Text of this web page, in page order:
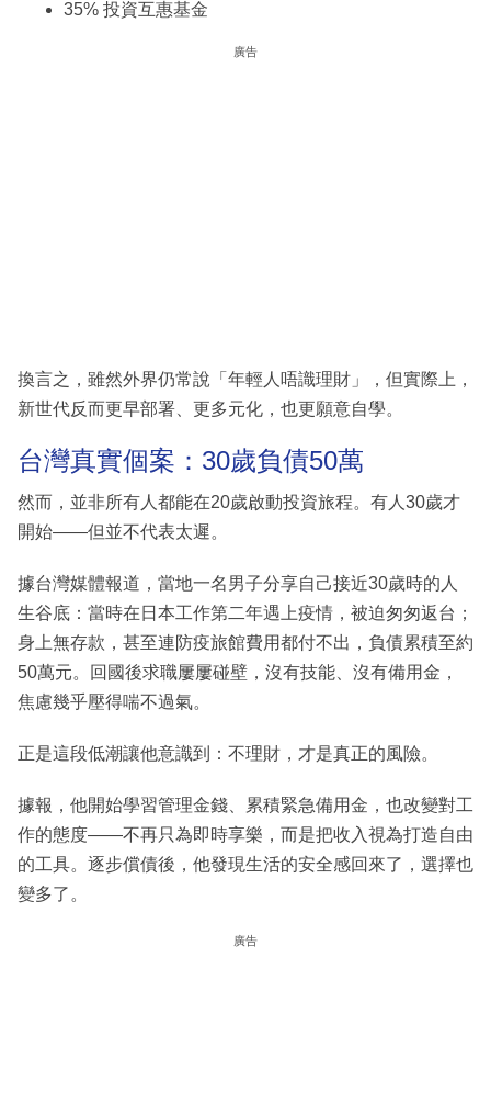
35% 投資互惠基金
廣告
換言之，雖然外界仍常說「年輕人唔識理財」，但實際上，
新世代反而更早部署、更多元化，也更願意自學。
台灣真實個案：30歲負債50萬
然而，並非所有人都能在20歲啟動投資旅程。有人30歲才
開始——但並不代表太遲。
據台灣媒體報道，當地一名男子分享自己接近30歲時的人
生谷底：當時在日本工作第二年遇上疫情，被迫匆匆返台；
身上無存款，甚至連防疫旅館費用都付不出，負債累積至約
50萬元。回國後求職屢屢碰壁，沒有技能、沒有備用金，
焦慮幾乎壓得喘不過氣。
正是這段低潮讓他意識到：不理財，才是真正的風險。
據報，他開始學習管理金錢、累積緊急備用金，也改變對工
作的態度——不再只為即時享樂，而是把收入視為打造自由
的工具。逐步償債後，他發現生活的安全感回來了，選擇也
變多了。
廣告